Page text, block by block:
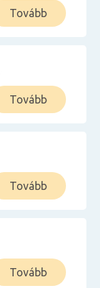
Tovább
Tovább
Tovább
Tovább